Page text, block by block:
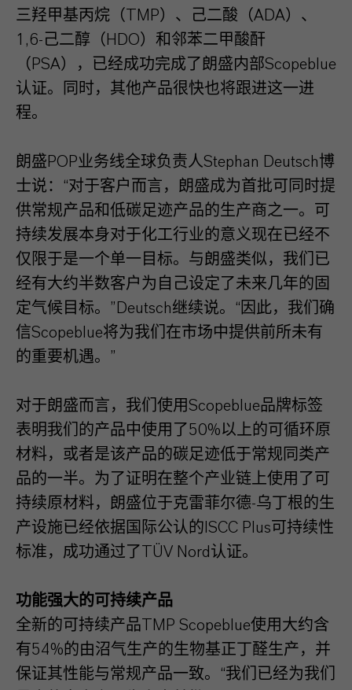
三羟甲基丙烷（TMP）、己二酸（ADA）、
1,6-己二醇（HDO）和邻苯二甲酸酐
（PSA），已经成功完成了朗盛内部Scopeblue
认证。同时，其他产品很快也将跟进这一进
程。
朗盛POP业务线全球负责人Stephan Deutsch博
士说：“对于客户而言，朗盛成为首批可同时提
供常规产品和低碳足迹产品的生产商之一。可
持续发展本身对于化工行业的意义现在已经不
仅限于是一个单一目标。与朗盛类似，我们已
经有大约半数客户为自己设定了未来几年的固
定气候目标。”Deutsch继续说。“因此，我们确
信Scopeblue将为我们在市场中提供前所未有
的重要机遇。”
对于朗盛而言，我们使用Scopeblue品牌标签
表明我们的产品中使用了50%以上的可循环原
材料，或者是该产品的碳足迹低于常规同类产
品的一半。为了证明在整个产业链上使用了可
持续原材料，朗盛位于克雷菲尔德-乌丁根的生
产设施已经依据国际公认的ISCC Plus可持续性
标准，成功通过了TÜV Nord认证。
功能强大的可持续产品
全新的可持续产品TMP Scopeblue使用大约含
有54%的由沼气生产的生物基正丁醛生产，并
保证其性能与常规产品一致。“我们已经为我们